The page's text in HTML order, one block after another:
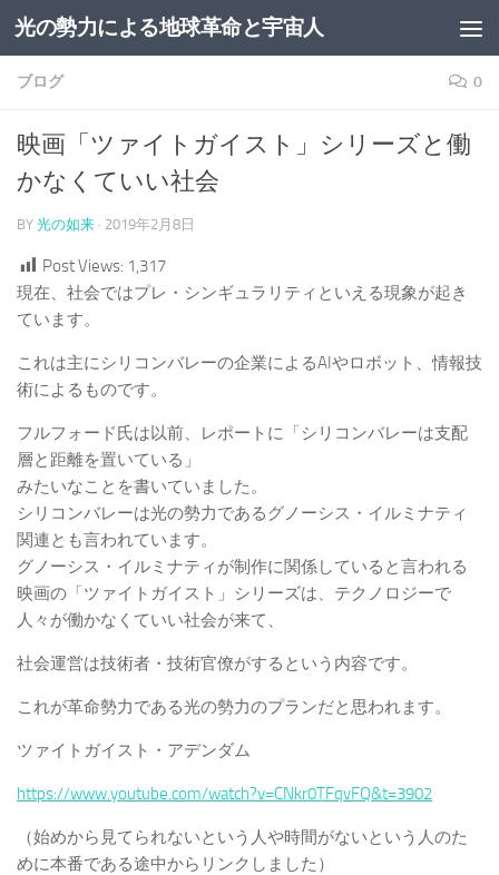
コンテンツへスキップ
光の勢力による地球革命と宇宙人
ブログ 0
映画「ツァイトガイスト」シリーズと働
かなくていい社会
BY 光の如来 · 2019年2月8日
Post Views: 1,317
現在、社会ではプレ・シンギュラリティといえる現象が起き
ています。
これは主にシリコンバレーの企業によるAIやロボット、情報技
術によるものです。
フルフォード氏は以前、レポートに「シリコンバレーは支配
層と距離を置いている」
みたいなことを書いていました。
シリコンバレーは光の勢力であるグノーシス・イルミナティ
関連とも言われています。
グノーシス・イルミナティが制作に関係していると言われる
映画の「ツァイトガイスト」シリーズは、 テクノロジーで
人々が働かなくていい社会が来て、
社会運営は技術者・技術官僚がするという内容です。
これが革命勢力である光の勢力のプランだと思われます。
ツァイトガイスト・アデンダム
https://www.youtube.com/watch?v=CNkr0TFqvFQ&t=3902
（始めから見てられないという人や時間がないという人のた
めに本番である途中からリンクしました）